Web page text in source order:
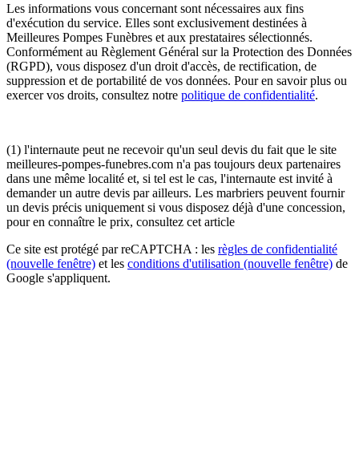
Les informations vous concernant sont nécessaires aux fins
d'exécution du service. Elles sont exclusivement destinées à
Meilleures Pompes Funèbres et aux prestataires sélectionnés.
Conformément au Règlement Général sur la Protection des Données
(RGPD), vous disposez d'un droit d'accès, de rectification, de
suppression et de portabilité de vos données. Pour en savoir plus ou
exercer vos droits, consultez notre politique de confidentialité.
(1) l'internaute peut ne recevoir qu'un seul devis du fait que le site
meilleures-pompes-funebres.com n'a pas toujours deux partenaires
dans une même localité et, si tel est le cas, l'internaute est invité à
demander un autre devis par ailleurs. Les marbriers peuvent fournir
un devis précis uniquement si vous disposez déjà d'une concession,
pour en connaître le prix, consultez cet article
Ce site est protégé par reCAPTCHA : les règles de confidentialité
(nouvelle fenêtre) et les conditions d'utilisation (nouvelle fenêtre) de
Google s'appliquent.